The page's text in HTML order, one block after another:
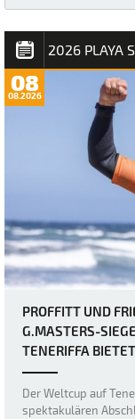
AKTUELLES –
2026 PLAYA
08
08.2026
PROFFITT UND
G.MASTERS-
TENERIFFA
Der Weltcup auf
spektakulären